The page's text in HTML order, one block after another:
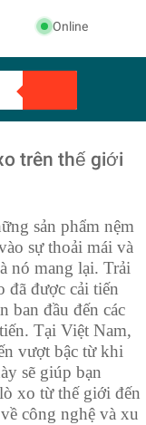
Online
trên thế giới
sản phẩm nệm
sự thoải mái và
nó mang lại. Trải
đã được cải tiến
ban đầu đến các
Tại Việt Nam,
vượt bậc từ khi
sẽ giúp bạn
xo từ thế giới đến
công nghệ và xu